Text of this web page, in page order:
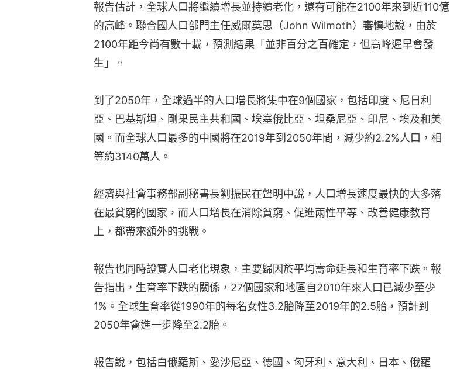
報告估計，全球人口將繼續增長並持續老化，還有可能在2100年來到近110億
的高峰。聯合國人口部門主任威爾莫思（John Wilmoth）審慎地說，由於
2100年距今尚有數十載，預測結果「並非百分之百確定，但高峰遲早會發
生」。
到了2050年，全球過半的人口增長將集中在9個國家，包括印度、尼日利
亞、巴基斯坦、剛果民主共和國、埃塞俄比亞、坦桑尼亞、印尼、埃及和美
國。而全球人口最多的中國將在2019年到2050年間，減少約2.2%人口，相
等約3140萬人。
經濟與社會事務部副秘書長劉振民在聲明中說，人口增長速度最快的大多落
在最貧窮的國家，而人口增長在消除貧窮、促進兩性平等、改善健康教育
上，都帶來額外的挑戰。
報告也同時證實人口老化現象，主要歸因於平均壽命延長和生育率下跌。報
告指出，生育率下跌的關係，27個國家和地區自2010年來人口已減少至少
1%。全球生育率從1990年的每名女性3.2胎降至2019年的2.5胎，預計到
2050年會進一步降至2.2胎。
報告說，包括白俄羅斯、愛沙尼亞、德國、匈牙利、意大利、日本、俄羅